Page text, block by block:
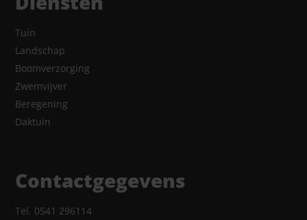
Tuin
Landschap
Boomverzorging
Zwemvijver
Beregening
Daktuin
Contactgegevens
Tel. 0541 296114